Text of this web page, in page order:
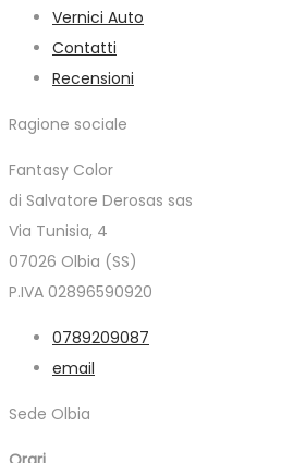
Vernici Auto
Contatti
Recensioni
Ragione sociale
Fantasy Color
di Salvatore Derosas sas
Via Tunisia, 4
07026 Olbia (SS)
P.IVA 02896590920
0789209087
email
Sede Olbia